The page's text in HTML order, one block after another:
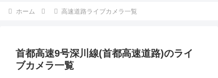
ホーム 高速道路ライブカメラ一覧
首都高速9号深川線(首都高速道路)のライ
ブカメラ一覧